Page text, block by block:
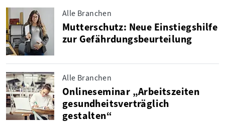
Alle Branchen
Mutterschutz: Neue Einstiegshilfe
zur Gefährdungsbeurteilung
Alle Branchen
Onlineseminar „Arbeitszeiten
gesundheitsverträglich
gestalten“